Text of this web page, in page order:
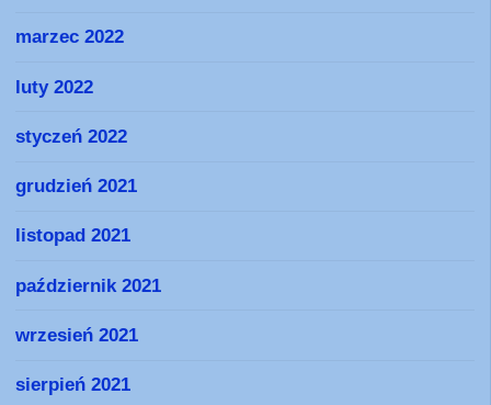
marzec 2022
luty 2022
styczeń 2022
grudzień 2021
listopad 2021
październik 2021
wrzesień 2021
sierpień 2021